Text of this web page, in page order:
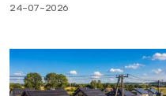
24-07-2026